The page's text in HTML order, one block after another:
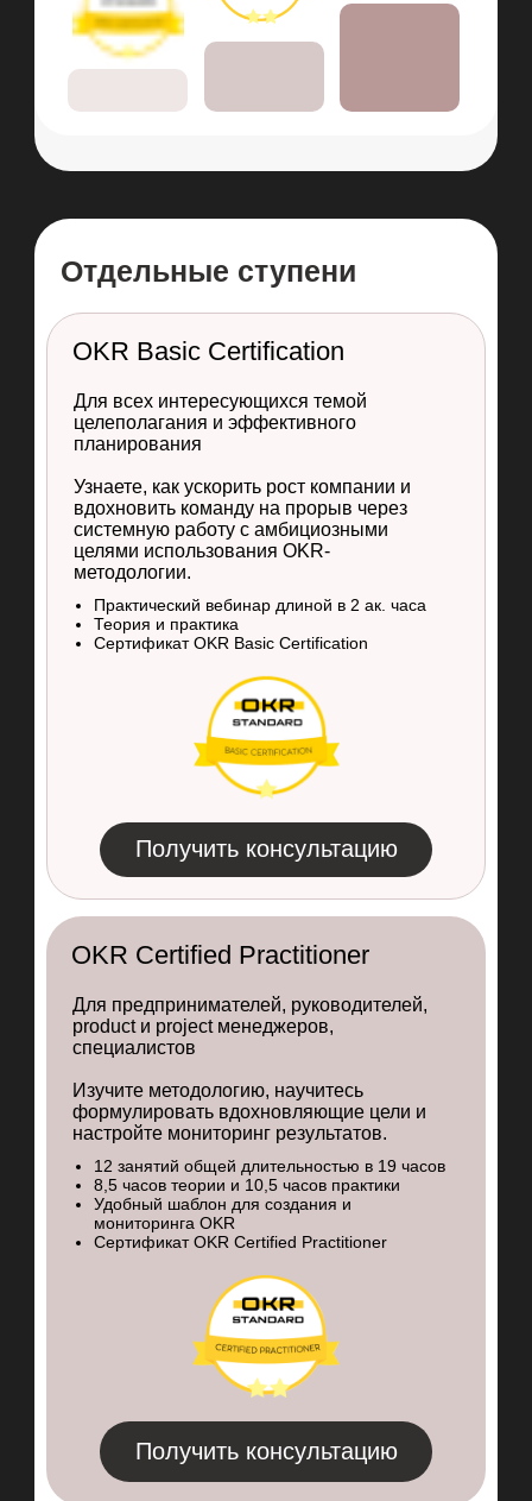
Отдельные ступени
OKR Basic Certification
Для всех интересующихся темой
целеполагания и эффективного
планирования
Узнаете, как ускорить рост компании и
вдохновить команду на прорыв через
системную работу с амбициозными
целями использования OKR-
Практический вебинар длиной в 2 ак. часа
Теория и практика
Сертификат OKR Basic Certification
Для предпринимателей, руководителей,
специалистов
Изучите методологию, научитесь
формулировать вдохновляющие цели и
OKR Certified Practitioner
12 занятий общей длительностью в 19 часов
8,5 часов теории и 10,5 часов практики
Удобный шаблон для создания и
мониторинга OKR
Сертификат OKR Certified Practitioner